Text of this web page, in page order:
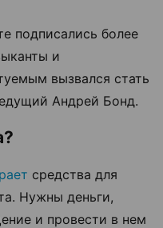
подписались более
и
вызвался стать
Андрей Бонд.
средства для
Нужны деньги,
и провести в нем